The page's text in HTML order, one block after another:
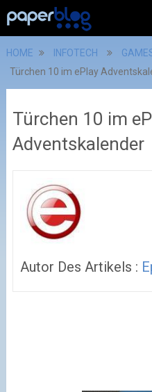
HOME INFOTECH
Türchen 10 im ePlay
Türchen 10 im
Adventskalender
Autor Des Artikels :